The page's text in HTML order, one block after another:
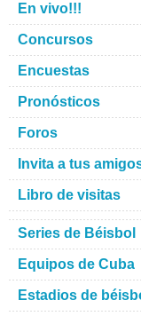
En vivo!!!
Concursos
Encuestas
Pronósticos
Foros
Invita a tus
Libro de visitas
Series de Béisbol
Equipos de Cuba
Estadios de